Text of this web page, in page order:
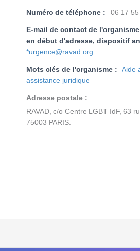
Numéro de téléphone : 06 17
E-mail de contact de
en début d'adresse, dispositif
*urgence@ravad.org
Mots clés de l'organisme : Aide
assistance juridique
Adresse postale :
RAVAD, c/o Centre LGBT IdF, 63
75003 PARIS.